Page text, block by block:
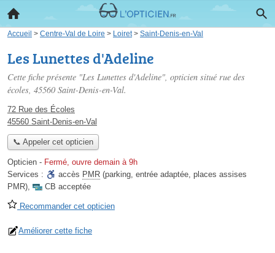
Accueil > Centre-Val de Loire > Loiret> Saint-Denis-en-Val
Les Lunettes d'Adeline
Cette fiche présente "Les Lunettes d'Adeline", opticien situé rue des
écoles, 45560 Saint-Denis-en-Val.
72 Rue des Écoles
45560 Saint-Denis-en-Val
📞 Appeler cet opticien
Opticien - Fermé, ouvre demain à 9h
Services :
accès PMR (parking, entrée adaptée, places assises
PMR), CB acceptée
Recommander cet opticien
Améliorer cette fiche